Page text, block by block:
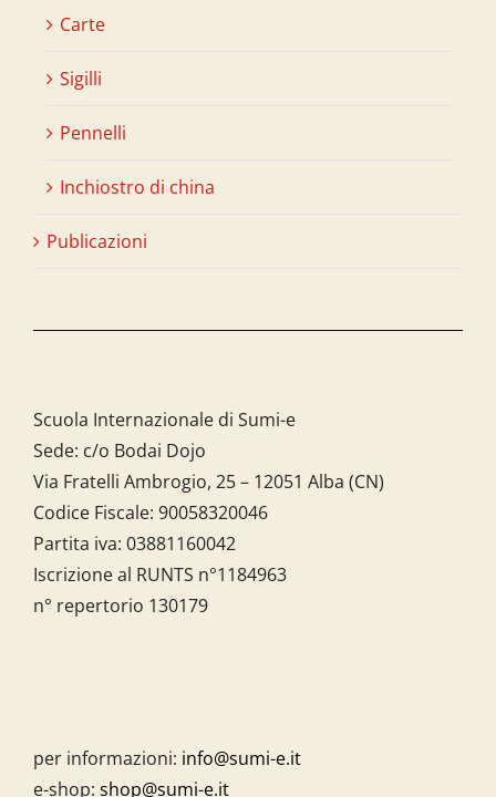
Carte
Sigilli
Pennelli
Inchiostro di china
Publicazioni
Scuola Internazionale di Sumi-e
Sede: c/o Bodai Dojo
Via Fratelli Ambrogio, 25 – 12051 Alba (CN)
Codice Fiscale: 90058320046
Partita iva: 03881160042
Iscrizione al RUNTS n°1184963
n° repertorio 130179
per informazioni: info@sumi-e.it
e-shop: shop@sumi-e.it